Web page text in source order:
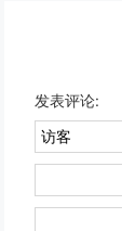
发表评论: